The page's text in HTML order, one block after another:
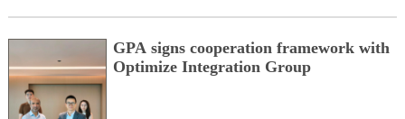
GPA signs cooperation framework with
Optimize Integration Group